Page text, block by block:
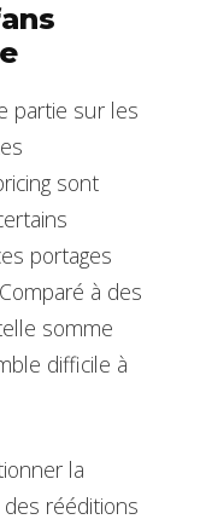
partie sur les
sont
portages
à des
somme
difficile à
la
rééditions